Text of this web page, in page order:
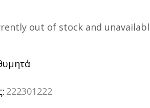
out of stock and
222301222